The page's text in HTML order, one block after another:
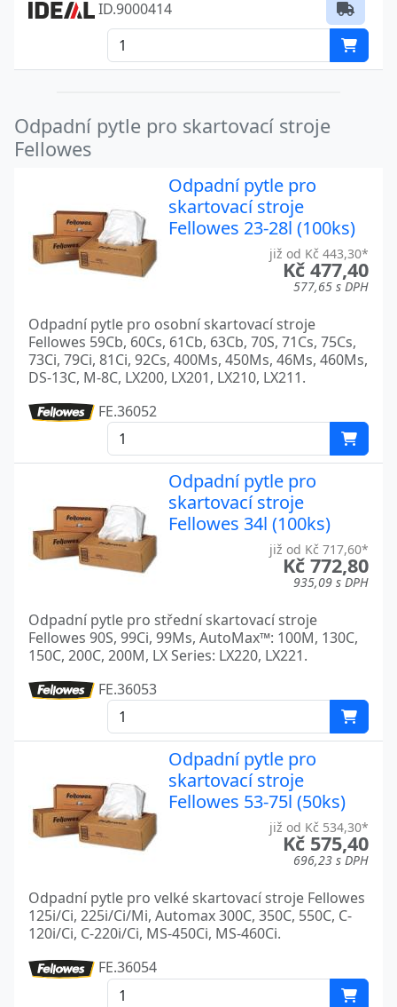
ID.9000414
Odpadní pytle pro skartovací stroje
Fellowes
Odpadní pytle pro
skartovací stroje
Fellowes 23-28l (100ks)
již od Kč 443,30*
Kč 477,40
577,65 s DPH
Odpadní pytle pro osobní skartovací stroje
Fellowes 59Cb, 60Cs, 61Cb, 63Cb, 70S, 71Cs, 75Cs,
73Ci, 79Ci, 81Ci, 92Cs, 400Ms, 450Ms, 46Ms, 460Ms,
DS-13C, M-8C, LX200, LX201, LX210, LX211.
FE.36052
Odpadní pytle pro
skartovací stroje
Fellowes 34l (100ks)
již od Kč 717,60*
Kč 772,80
935,09 s DPH
Odpadní pytle pro střední skartovací stroje
Fellowes 90S, 99Ci, 99Ms, AutoMax™: 100M, 130C,
150C, 200C, 200M, LX Series: LX220, LX221.
FE.36053
Odpadní pytle pro
skartovací stroje
Fellowes 53-75l (50ks)
již od Kč 534,30*
Kč 575,40
696,23 s DPH
Odpadní pytle pro velké skartovací stroje Fellowes
125i/Ci, 225i/Ci/Mi, Automax 300C, 350C, 550C, C-
120i/Ci, C-220i/Ci, MS-450Ci, MS-460Ci.
FE.36054